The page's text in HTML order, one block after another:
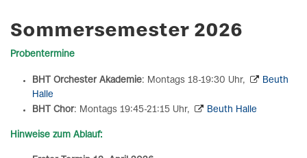
Sommersemester 2026
Probentermine
BHT Orchester Akademie: Montags 18-19:30 Uhr,
Beuth
Halle
BHT Chor: Montags 19:45-21:15 Uhr, Beuth Halle
Hinweise zum Ablauf: